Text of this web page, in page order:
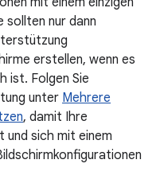
sollten nur dann
erstellen, wenn es
ist. Folgen Sie
unter Mehrere
, damit Ihre
und sich mit einem